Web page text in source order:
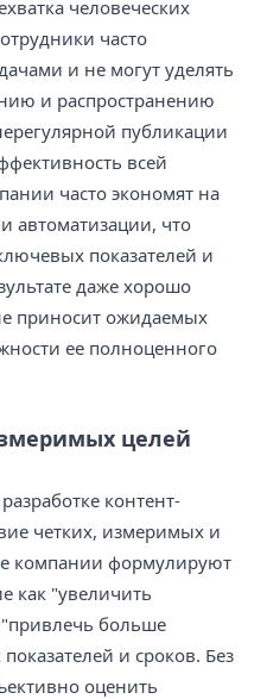
человеческих
часто
и не могут уделять
и распространению
публикации
всей
часто экономят на
автоматизации, что
показателей и
даже хорошо
приносит ожидаемых
ее полноценного
целей
контент-
четких, измеримых и
компании формулируют
как "увеличить
больше
и сроков. Без
оценить